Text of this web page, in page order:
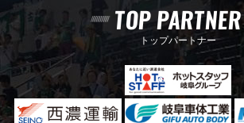
TOP PARTNER
トップパートナー